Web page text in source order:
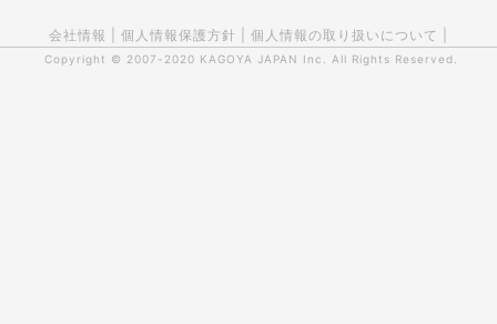
会社情報 個人情報保護方針 個人情報の取り扱いについて
Copyright © 2007-2020 KAGOYA JAPAN Inc. All Rights Reserved.